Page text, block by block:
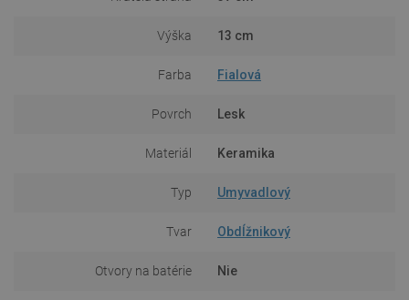
Výška 13 cm
Farba Fialová
Povrch Lesk
Materiál Keramika
Typ Umyvadlový
Tvar Obdĺžnikový
Otvory na batérie Nie